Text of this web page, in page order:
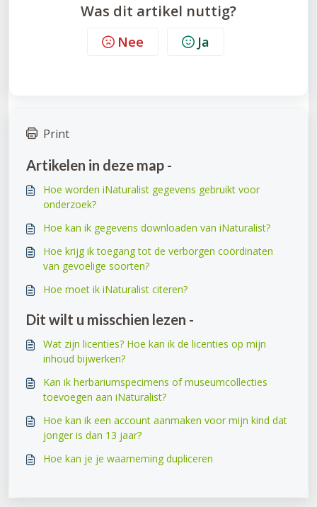
Was dit artikel nuttig?
Nee Ja
Print
Artikelen in deze map -
Hoe worden iNaturalist gegevens gebruikt voor
onderzoek?
Hoe kan ik gegevens downloaden van iNaturalist?
Hoe krijg ik toegang tot de verborgen coördinaten
van gevoelige soorten?
Hoe moet ik iNaturalist citeren?
Dit wilt u misschien lezen -
Wat zijn licenties? Hoe kan ik de licenties op mijn
inhoud bijwerken?
Kan ik herbariumspecimens of museumcollecties
toevoegen aan iNaturalist?
Hoe kan ik een account aanmaken voor mijn kind dat
jonger is dan 13 jaar?
Hoe kan je je waarneming dupliceren